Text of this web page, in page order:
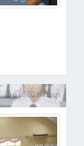
6 เดือน ที่ผ่านมา